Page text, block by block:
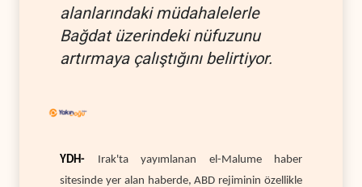
alanlarındaki müdahalelerle
Bağdat üzerindeki nüfuzunu
artırmaya çalıştığını belirtiyor.
YDH- Irak'ta yayımlanan el-Malume haber
sitesinde yer alan haberde, ABD rejiminin özellikle